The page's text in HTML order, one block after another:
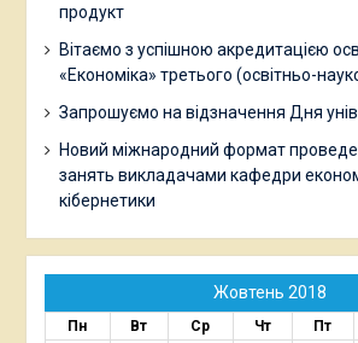
продукт
Вітаємо з успішною акредитацією
«Економіка» третього (освітньо-
Запрошуємо на відзначення Дня
Новий міжнародний формат
занять викладачами кафедри
кібернетики
Жовтень 2018
Пн Вт Ср Чт Пт